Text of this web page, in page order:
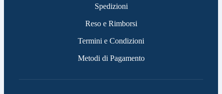
Spedizioni
Reso e Rimborsi
Termini e Condizioni
Metodi di Pagamento